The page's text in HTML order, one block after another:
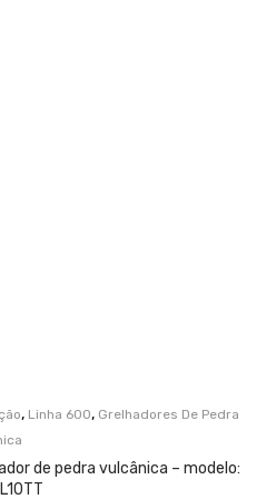
, Linha 600, Grelhadores De Pedra
de pedra vulcânica – modelo: